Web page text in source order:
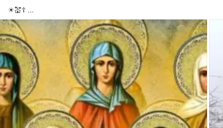
☀💒☦ ...